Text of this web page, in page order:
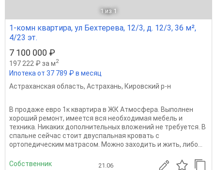
1 из 1
1-комн квартира, ул Бехтерева, 12/3, д. 12/3, 36 м²,
4/23 эт.
7 100 000 ₽
197 222 ₽ за м2
Ипотека от 37 789 ₽ в месяц
Астраханская область, Астрахань, Кировский р-н
В продаже евро 1к квартира в ЖК Атмосфера. Выполнен
хороший ремонт, имеется вся необходимая мебель и
техника. Никаких дополнительных вложений не требуется. В
спальне сейчас стоит двуспальная кровать с
ортопедическим матрасом. Можно заходить и жить, либо...
Собственник 21.06